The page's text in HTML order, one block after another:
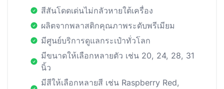
สีสันโดดเด่นไม่กลัวหายใต้เครื่อง
ผลิตจากพลาสติกคุณภาพระดับพรีเมียม
มีศูนย์บริการดูแลกระเป๋าทั่วโลก
มีขนาดให้เลือกหลายตัว เช่น 20, 24, 28, 31
นิ้ว
มีสีให้เลือกหลายสี เช่น Raspberry Red,